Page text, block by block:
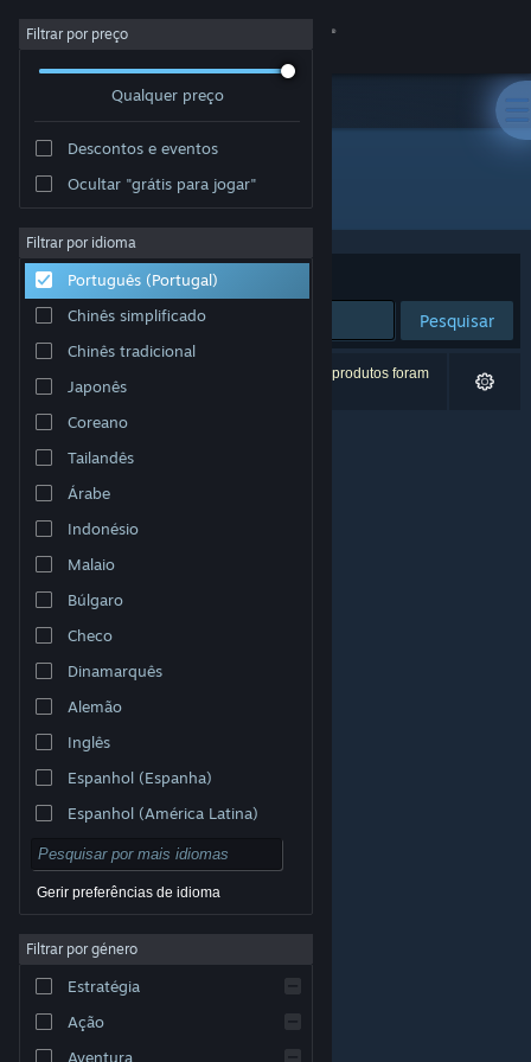
Iniciar sessão
Sobre
Apoio
Alterar idioma
Instala a app móvel do Steam
Ver versão para computadores
© Valve Corporation. Todos os direitos reservados.
respetivos proprietários nos E.U.A. e outros países.
Acessibilidade
Reembolsos|Cookies
Filtrar por preço
Qualquer preço
Descontos e eventos
Ocultar "grátis para jogar"
Filtrar por idioma
Português (Portugal)
Chinês simplificado
Chinês tradicional
Japonês
Coreano
Tailandês
Árabe
Indonésio
Malaio
Búlgaro
Checo
Dinamarquês
Alemão
Inglês
Espanhol (Espanha)
Espanhol (América Latina)
Gerir preferências de idioma
Filtrar por género
Estratégia
Ação
Aventura
Developer: Lemon Squeezy
Ordenar por Relevância
Pesquisar
0 resultados correspondentes à tua pesquisa. 2 produtos foram
excluídos com base nas tuas preferências.